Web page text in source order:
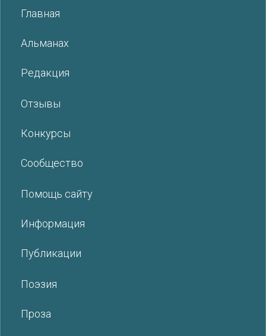
Главная
Альманах
Редакция
Отзывы
Конкурсы
Сообщество
Помощь сайту
Информация
Публикации
Поэзия
Проза